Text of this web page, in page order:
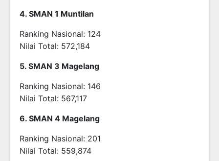
4. SMAN 1 Muntilan
Ranking Nasional: 124
Nilai Total: 572,184
5. SMAN 3 Magelang
Ranking Nasional: 146
Nilai Total: 567,117
6. SMAN 4 Magelang
Ranking Nasional: 201
Nilai Total: 559,874